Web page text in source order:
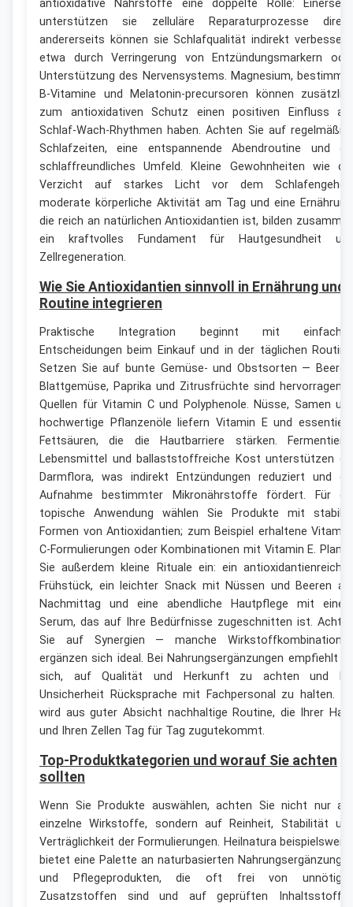
antioxidative Nährstoffe eine doppelte Rolle:
unterstützen sie zelluläre Reparaturprozesse
andererseits können sie Schlafqualität indirekt
etwa durch Verringerung von Entzündungsmarkern
Unterstützung des Nervensystems. Magnesium,
B-Vitamine und Melatonin-precursoren können
zum antioxidativen Schutz einen positiven Einfluss
Schlaf-Wach-Rhythmen haben. Achten Sie auf
Schlafzeiten, eine entspannende Abendroutine und
schlaffreundliches Umfeld. Kleine Gewohnheiten wie
Verzicht auf starkes Licht vor dem
moderate körperliche Aktivität am Tag und eine
die reich an natürlichen Antioxidantien ist, bilden
ein kraftvolles Fundament für Hautgesundheit
Zellregeneration.
Wie Sie Antioxidantien sinnvoll in Ernährung und
Routine integrieren
Praktische Integration beginnt mit
Entscheidungen beim Einkauf und in der täglichen
Setzen Sie auf bunte Gemüse- und Obstsorten —
Blattgemüse, Paprika und Zitrusfrüchte sind
Quellen für Vitamin C und Polyphenole. Nüsse, Samen
hochwertige Pflanzenöle liefern Vitamin E und
Fettsäuren, die die Hautbarriere stärken.
Lebensmittel und ballaststoffreiche Kost unterstützen
Darmflora, was indirekt Entzündungen reduziert und
Aufnahme bestimmter Mikronährstoffe fördert. Für
topische Anwendung wählen Sie Produkte mit
Formen von Antioxidantien; zum Beispiel erhaltene
C-Formulierungen oder Kombinationen mit Vitamin E.
Sie außerdem kleine Rituale ein: ein
Frühstück, ein leichter Snack mit Nüssen und Beeren
Nachmittag und eine abendliche Hautpflege mit
Serum, das auf Ihre Bedürfnisse zugeschnitten ist.
Sie auf Synergien — manche
ergänzen sich ideal. Bei Nahrungsergänzungen empfiehlt
sich, auf Qualität und Herkunft zu achten und
Unsicherheit Rücksprache mit Fachpersonal zu halten.
wird aus guter Absicht nachhaltige Routine, die Ihrer
und Ihren Zellen Tag für Tag zugutekommt.
Top-Produktkategorien und worauf Sie achten
sollten
Wenn Sie Produkte auswählen, achten Sie nicht nur
einzelne Wirkstoffe, sondern auf Reinheit, Stabilität
Verträglichkeit der Formulierungen. Heilnatura
bietet eine Palette an naturbasierten
und Pflegeprodukten, die oft frei von
Zusatzstoffen sind und auf geprüften